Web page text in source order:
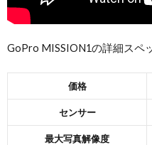
GoPro MISSION1の詳細スペ
価格
センサー
最大写真解像度